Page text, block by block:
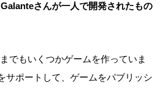
さんが一人で開発されたもの
でもいくつかゲームを作っていま
サポートして、ゲームをパブリッシ